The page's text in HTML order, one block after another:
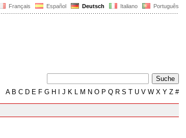
Français Español Deutsch Italiano Português
AB C D E F G H J K L M N O P Q R S T U V W X Y Z #